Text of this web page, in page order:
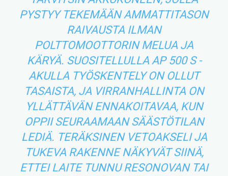
PYSTYY TEKEMÄÄN AMMATTITASON
RAIVAUSTA ILMAN
POLTTOMOOTTORIN MELUA JA
KÄRYÄ. SUOSITELLULLA AP 500 S -
AKULLA TYÖSKENTELY ON OLLUT
TASAISTA, JA VIRRANHALLINTA ON
YLLÄTTÄVÄN ENNAKOITAVAA, KUN
OPPII SEURAAMAAN SÄÄSTÖTILAN
LEDIÄ. TERÄKSINEN VETOAKSELI JA
TUKEVA RAKENNE NÄKYVÄT SIINÄ,
ETTEI LAITE TUNNU RESONOVAN TAI